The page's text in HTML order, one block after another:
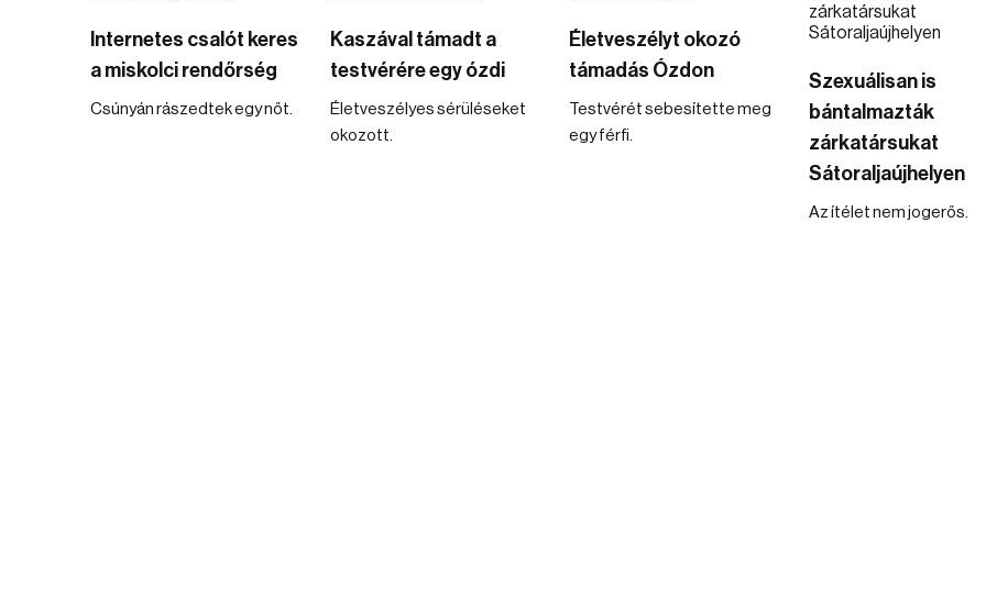
Internetes csalót keres
a miskolci rendőrség
Csúnyán rászedtek egy nőt.
Kaszával támadt a
testvérére egy ózdi
Életveszélyes sérüléseket
okozott.
Életveszélyt okozó
támadás Ózdon
Testvérét sebesítette meg
egy férfi.
Szexuálisan is
bántalmazták
zárkatársukat
Sátoraljaújhelyen
Az ítélet nem jogerős.